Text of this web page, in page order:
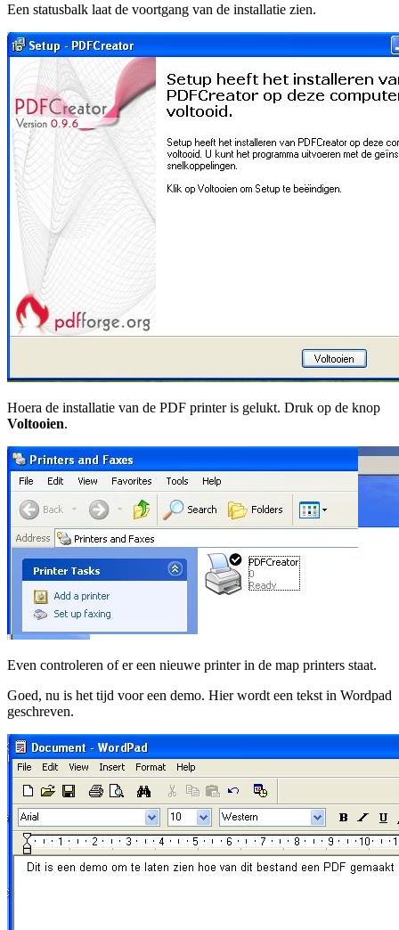
Een statusbalk laat de voortgang van de installatie zien.
Hoera de installatie van de PDF printer is gelukt. Druk op de knop
Voltooien.
Even controleren of er een nieuwe printer in de map printers staat.
Goed, nu is het tijd voor een demo. Hier wordt een tekst in Wordpad
geschreven.